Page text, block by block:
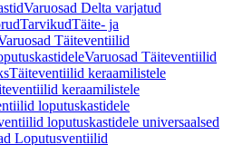
Varuosad Delta varjatud
TarvikudTäite- ja
Täiteventiilid
Varuosad Täiteventiilid
Täiteventiilid keraamilistele
keraamilistele
loputuskastidele
loputuskastidele universaalsed
Loputusventiilid